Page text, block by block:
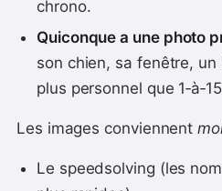
chrono.
Quiconque a une photo
son chien, sa fenêtre,
plus personnel que
Les images conviennent
Le speedsolving (les